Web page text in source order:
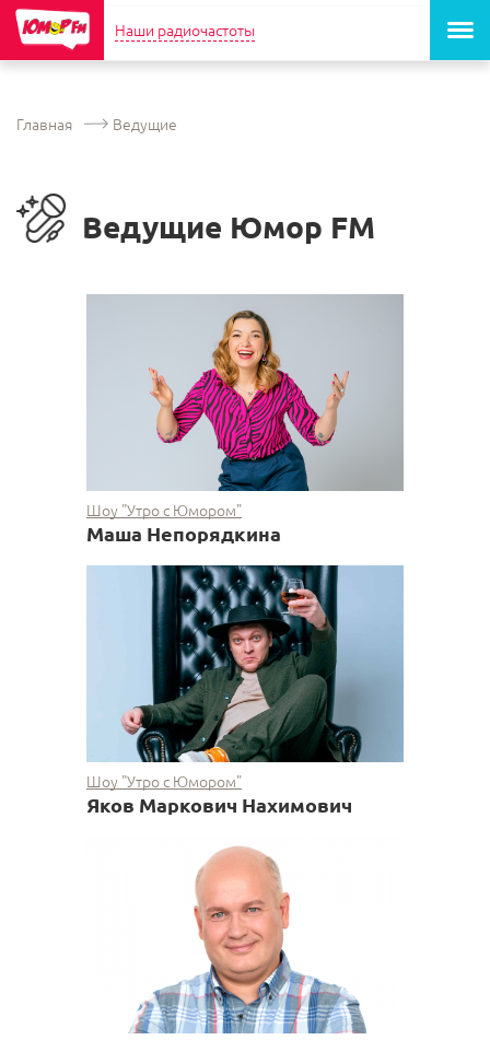
Наши радиочастоты
Главная Ведущие
Ведущие Юмор FM
Шоу "Утро с Юмором"
Маша Непорядкина
Шоу "Утро с Юмором"
Яков Маркович Нахимович